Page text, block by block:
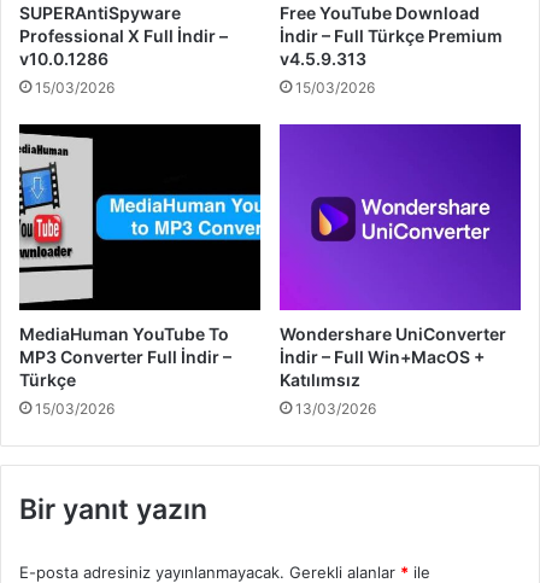
SUPERAntiSpyware
Professional X Full İndir –
v10.0.1286
15/03/2026
Free YouTube Download
İndir – Full Türkçe Premium
v4.5.9.313
15/03/2026
MediaHuman YouTube To
MP3 Converter Full İndir –
Türkçe
15/03/2026
Wondershare UniConverter
İndir – Full Win+MacOS +
Katılımsız
13/03/2026
Bir yanıt yazın
E-posta adresiniz yayınlanmayacak. Gerekli alanlar * ile